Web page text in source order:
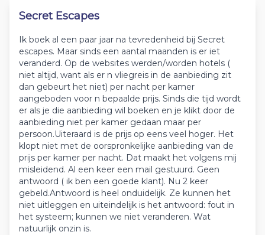
Secret Escapes
Ik boek al een paar jaar na tevredenheid bij Secret
escapes. Maar sinds een aantal maanden is er iet
veranderd. Op de websites werden/worden hotels (
niet altijd, want als er n vliegreis in de aanbieding zit
dan gebeurt het niet) per nacht per kamer
aangeboden voor n bepaalde prijs. Sinds die tijd wordt
er als je die aanbieding wil boeken en je klikt door de
aanbieding niet per kamer gedaan maar per
persoon.Uiteraard is de prijs op eens veel hoger. Het
klopt niet met de oorspronkelijke aanbieding van de
prijs per kamer per nacht. Dat maakt het volgens mij
misleidend. Al een keer een mail gestuurd. Geen
antwoord ( ik ben een goede klant). Nu 2 keer
gebeld.Antwoord is heel onduidelijk. Ze kunnen het
niet uitleggen en uiteindelijk is het antwoord: fout in
het systeem; kunnen we niet veranderen. Wat
natuurlijk onzin is.